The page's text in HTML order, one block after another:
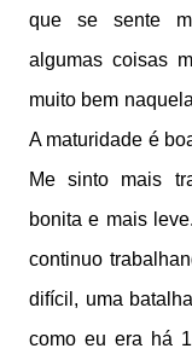
que se sente
algumas coisas
muito bem
A maturidade é
Me sinto mais
bonita e mais
continuo
difícil, uma
como eu era há